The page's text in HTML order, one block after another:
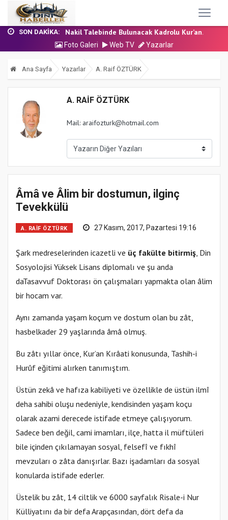
SON DAKIKA:
24 Temmuz 2026 - Cuma Hutbesi
7 Ağustos 2026 - Cuma Hutbesi
Nakil Talebinde Bulunacak Kadrolu Kur’an...
Aşçı Alımı (Kurum İçi) Sınavı (Sözlü) So...
24 Temmuz 2026 - Cuma Hutbesi
7 Ağustos 2026 - Cuma Hutbesi
Foto Galeri Web TV Yazarlar
Ana Sayfa Yazarlar A. Raif ÖZTÜRK
A. RAIF ÖZTÜRK
Mail: araifozturk@hotmail.com
Âmâ ve Âlim bir dostumun, ilginç
Tevekkülü
A. RAIF ÖZTÜRK 27 Kasım, 2017, Pazartesi 19:16
Şark medreselerinden icazetli ve üç fakülte bitirmiş, Din
Sosyolojisi Yüksek Lisans diplomalı ve şu anda
daTasavvuf Doktorası ön çalışmaları yapmakta olan âlim
bir hocam var.
Aynı zamanda yaşam koçum ve dostum olan bu zât,
hasbelkader 29 yaşlarında âmâ olmuş.
Bu zâtı yıllar önce, Kur’an Kırâati konusunda, Tashih-i
Hurûf eğitimi alırken tanımıştım.
Üstün zekâ ve hafıza kabiliyeti ve özellikle de üstün ilmî
deha sahibi oluşu nedeniyle, kendisinden yaşam koçu
olarak azami derecede istifade etmeye çalışıyorum.
Sadece ben değil, cami imamları, ilçe, hatta il müftüleri
bile içinden çıkılamayan sosyal, felsefî ve fıkhî
mevzuları o zâta danışırlar. Bazı işadamları da sosyal
konularda istifade ederler.
Üstelik bu zât, 14 ciltlik ve 6000 sayfalık Risale-i Nur
Külliyatını da bir defa Arapçasından, dört defa da